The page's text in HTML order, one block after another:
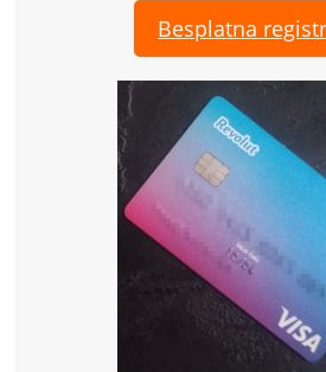
Besplatna